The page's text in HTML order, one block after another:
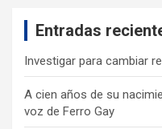
Entradas
Investigar para cambiar
A cien años de su
voz de Ferro Gay